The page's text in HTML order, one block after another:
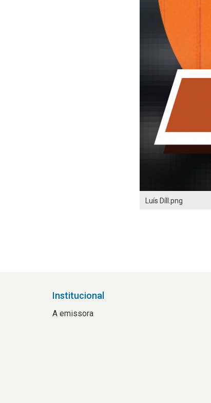
Luís Díll.png
Institucional
A emissora